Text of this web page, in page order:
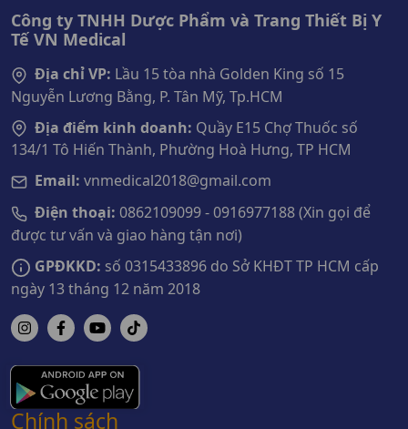
Công ty TNHH Dược Phẩm và Trang Thiết Bị Y
Tế VN Medical
Địa chỉ VP: Lầu 15 tòa nhà Golden King số 15
Nguyễn Lương Bằng, P. Tân Mỹ, Tp.HCM
Địa điểm kinh doanh: Quầy E15 Chợ Thuốc số
134/1 Tô Hiến Thành, Phường Hoà Hưng, TP HCM
Email: vnmedical2018@gmail.com
Điện thoại: 0862109099 - 0916977188 (Xin gọi để
được tư vấn và giao hàng tận nơi)
GPĐKKD: số 0315433896 do Sở KHĐT TP HCM cấp
ngày 13 tháng 12 năm 2018
Chính sách